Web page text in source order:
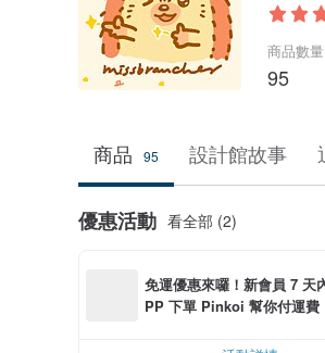
商品數量
95
商品 95 設計館故事
優惠活動 看全部 (2)
免運優惠來囉！新會員 7
PP 下單 Pinkoi 幫你付運費